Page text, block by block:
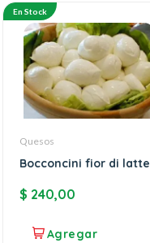
En Stock
Quesos
Bocconcini fior di latte
$ 240,00